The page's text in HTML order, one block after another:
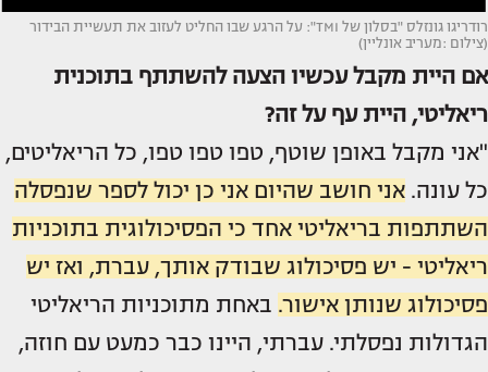
רודריגו גונזלס "בסלון של TMI": על הרגע שבו החליט לעזוב את תעשיית הבידור
(צילום :מעריב אונליין)
אם היית מקבל עכשיו הצעה להשתתף בתוכנית
ריאליטי, היית עף על זה?
"אני מקבל באופן שוטף, טפו טפו טפו, כל הריאליטים,
כל עונה. אני חושב שהיום אני כן יכול לספר שנפסלה
השתתפות בריאליטי אחד כי הפסיכולוגית בתוכניות
ריאליטי - יש פסיכולוג שבודק אותך, עברת, ואז יש
פסיכולוג שנותן אישור. באחת מתוכניות הריאליטי
הגדולות נפסלתי. עברתי, היינו כבר כמעט עם חוזה,